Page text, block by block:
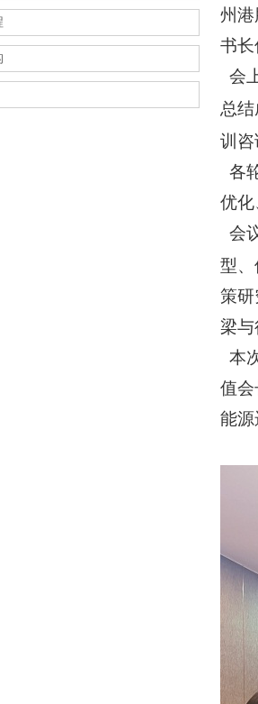
关于支援广西抗洪救灾爱
热烈祝贺广东燃力新能源
热烈祝贺佛山市索固五金
州
书长
会
总
训
各
优化
会
型、
策
梁与
本
值
能源